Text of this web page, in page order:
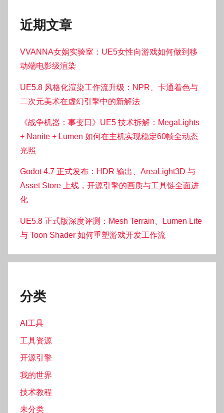
近期文章
VVANNA女娲实验室：UE5女性向游戏如何做到移
动端电影级渲染
UE5.8 风格化渲染工作流升级：NPR、卡通着色与
二次元美术在虚幻引擎中的新解法
《战争机器：事变日》UE5 技术拆解：MegaLights
+ Nanite + Lumen 如何在主机实现稳定60帧全动态
光照
Godot 4.7 正式发布：HDR 输出、AreaLight3D 与
Asset Store 上线，开源引擎的画质与工具链全面进
化
UE5.8 正式版深度评测：Mesh Terrain、Lumen Lite
与 Toon Shader 如何重塑游戏开发工作流
分类
AI工具
工具资源
开源引擎
我的世界
技术教程
未分类